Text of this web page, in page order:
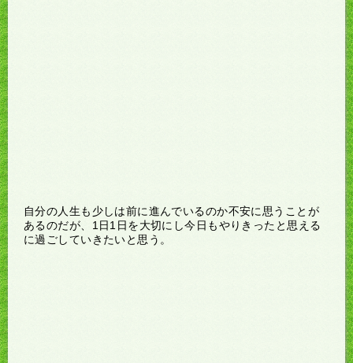
自分の人生も少しは前に進んでいるのか不安に思うことが
あるのだが、1日1日を大切にし今日もやりきったと思える
に過ごしていきたいと思う。